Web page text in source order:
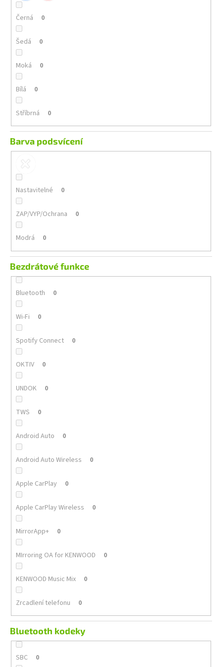
Černá 0
Šedá 0
Moká 0
Bílá 0
Stříbrná 0
Barva podsvícení
Nastavitelné 0
ZAP/VYP/Ochrana 0
Modrá 0
Bezdrátové funkce
Bluetooth 0
Wi-Fi 0
Spotify Connect 0
OKTIV 0
UNDOK 0
TWS 0
Android Auto 0
Android Auto Wireless 0
Apple CarPlay 0
Apple CarPlay Wireless 0
MirrorApp+ 0
MIrroring OA for KENWOOD 0
KENWOOD Music Mix 0
Zrcadlení telefonu 0
Bluetooth kodeky
SBC 0